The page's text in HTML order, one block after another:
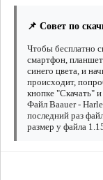
📌 Совет по
Чтобы бесплатно
смартфон,
синего цвета, и
происходит,
кнопке "Скачать"
Файл Baauer -
последний раз
размер у файла